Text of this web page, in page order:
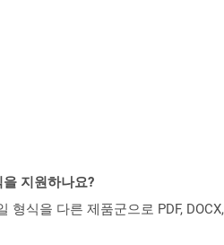
지원하나요?
식을 다른 제품군으로 PDF,